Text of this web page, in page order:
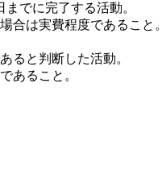
までに完了する活動。
合は実費程度であること。
ると判断した活動。
あること。